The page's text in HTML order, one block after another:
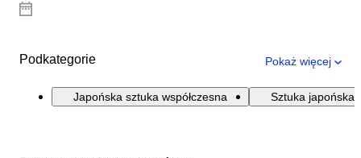
Podkategorie Pokaż więcej
Japońska sztuka współczesna Sztuka japońska